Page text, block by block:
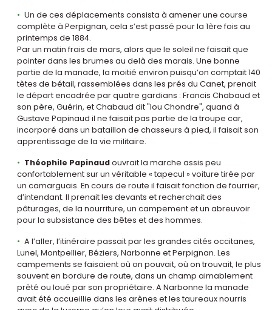
Un de ces déplacements consista à amener une course
complète à Perpignan, cela s’est passé pour la 1ère fois au
printemps de 1884.
Par un matin frais de mars, alors que le soleil ne faisait que
pointer dans les brumes au delà des marais. Une bonne
partie de la manade, la moitié environ puisqu’on comptait 140
tètes de bétail, rassemblées dans les prés du Canet, prenait
le départ encadrée par quatre gardians : Francis Chabaud et
son père, Guérin, et Chabaud dit "lou Chondre", quand à
Gustave Papinaud il ne faisait pas partie de la troupe car,
incorporé dans un bataillon de chasseurs à pied, il faisait son
apprentissage de la vie militaire.
Théophile Papinaudouvrait la marche assis peu
confortablement sur un véritable « tapecul » voiture tirée par
un camarguais. En cours de route il faisait fonction de fourrier,
d’intendant. Il prenait les devants et recherchait des
pâturages, de la nourriture, un campement et un abreuvoir
pour la subsistance des bêtes et des hommes.
A l’aller, l’itinéraire passait par les grandes cités occitanes,
Lunel, Montpellier, Béziers, Narbonne et Perpignan. Les
campements se faisaient où on pouvait, où on trouvait, le plus
souvent en bordure de route, dans un champ aimablement
prêté ou loué par son propriétaire. A Narbonne la manade
avait été accueillie dans les arènes et les taureaux nourris